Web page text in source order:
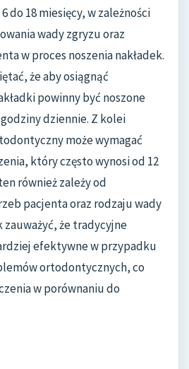
do 18 miesięcy, w zależności
wady zgryzu oraz
w proces noszenia nakładek.
że aby osiągnąć
powinny być noszone
dziennie. Z kolei
może wymagać
który często wynosi od 12
również zależy od
pacjenta oraz rodzaju wady
zauważyć, że tradycyjne
efektywne w przypadku
ortodontycznych, co
w porównaniu do